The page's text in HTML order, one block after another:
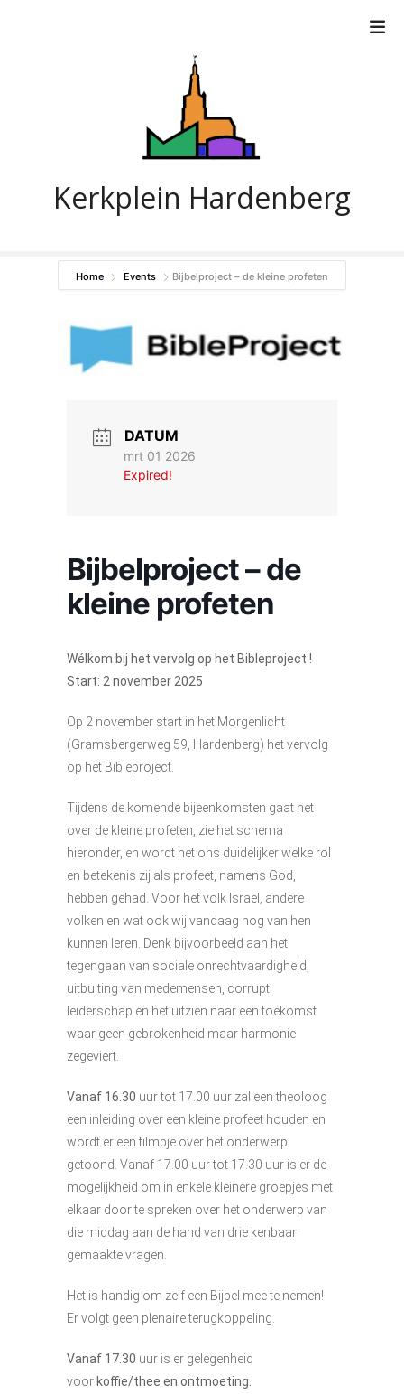
Kerkplein Hardenberg
Home Events Bijbelproject – de kleine profeten
DATUM
mrt 01 2026
Expired!
Bijbelproject – de
kleine profeten
Wélkom bij het vervolg op het Bibleproject !
Start: 2 november 2025
Op 2 november start in het Morgenlicht
(Gramsbergerweg 59, Hardenberg) het vervolg
op het Bibleproject.
Tijdens de komende bijeenkomsten gaat het
over de kleine profeten, zie het schema
hieronder, en wordt het ons duidelijker welke rol
en betekenis zij als profeet, namens God,
hebben gehad. Voor het volk Israël, andere
volken en wat ook wij vandaag nog van hen
kunnen leren. Denk bijvoorbeeld aan het
tegengaan van sociale onrechtvaardigheid,
uitbuiting van medemensen, corrupt
leiderschap en het uitzien naar een toekomst
waar geen gebrokenheid maar harmonie
zegeviert.
Vanaf 16.30 uur tot 17.00 uur zal een theoloog
een inleiding over een kleine profeet houden en
wordt er een filmpje over het onderwerp
getoond. Vanaf 17.00 uur tot 17.30 uur is er de
mogelijkheid om in enkele kleinere groepjes met
elkaar door te spreken over het onderwerp van
die middag aan de hand van drie kenbaar
gemaakte vragen.
Het is handig om zelf een Bijbel mee te nemen!
Er volgt geen plenaire terugkoppeling.
Vanaf 17.30 uur is er gelegenheid
voor koffie/thee en ontmoeting.